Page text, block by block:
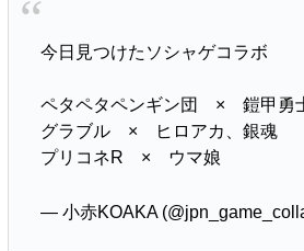
今日見つけたソシャゲコラボ
ペタペタペンギン団 × 鎧甲勇
グラブル × ヒロアカ、銀魂
プリコネR × ウマ娘
— 小赤KOAKA